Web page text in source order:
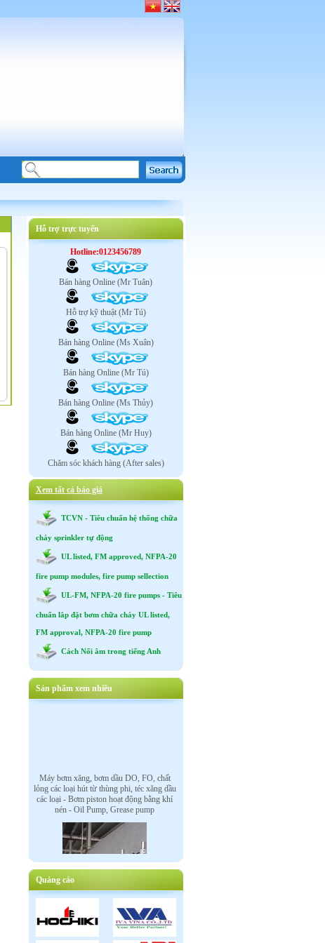
Hỗ trợ trực tuyến
Hotline:0123456789
Bán hàng Online (Mr Tuân)
Hỗ trợ kỹ thuật (Mr Tú)
Bán hàng Online (Ms Xuân)
Bán hàng Online (Mr Tú)
Bán hàng Online (Ms Thủy)
Bán hàng Online (Mr Huy)
Chăm sóc khách hàng (After sales)
Xem tất cả báo giá
TCVN - Tiêu chuẩn hệ thống chữa
cháy sprinkler tự động
UL listed, FM approved, NFPA-20
fire pump modules, fire pump sellection
UL-FM, NFPA-20 fire pumps - Tiêu
chuẩn lắp đặt bơm chữa cháy UL listed,
FM approval, NFPA-20 fire pump
Cách Nối âm trong tiếng Anh
Sản phẩm xem nhiều
lỏng các loại hút từ thùng phi, téc xăng dầu
các loại - Bơm piston hoạt động bằng khí
nén - Oil Pump, Grease pump
Quảng cáo